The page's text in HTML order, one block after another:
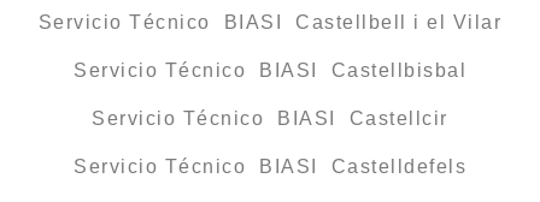
Servicio Técnico BIASI Castellbell i el Vilar
Servicio Técnico BIASI Castellbisbal
Servicio Técnico BIASI Castellcir
Servicio Técnico BIASI Castelldefels